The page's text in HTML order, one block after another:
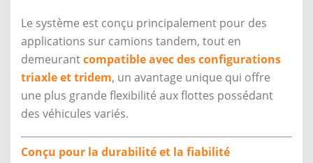
Le système est conçu principalement pour des
applications sur camions tandem, tout en
demeurantcompatible avec des configurations
triaxle et tridem, un avantage unique qui offre
une plus grande flexibilité aux flottes possédant
des véhicules variés.
Conçu pour la durabilité et la fiabilité